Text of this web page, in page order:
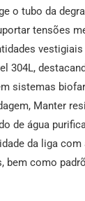
o tubo da
tensões
304L,
sistemas
Manter
de água
da liga
bem como